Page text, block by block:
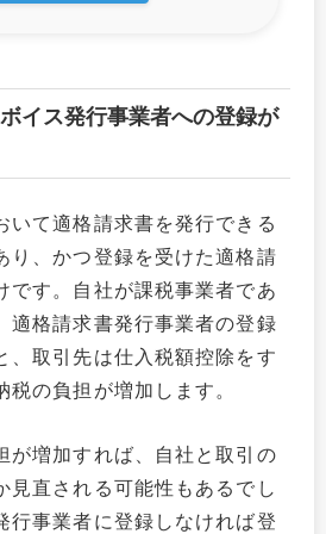
イス発行事業者への登録が
いて適格請求書を発行できる
り、かつ登録を受けた適格請
です。自社が課税事業者であ
適格請求書発行事業者の登録
、取引先は仕入税額控除をす
税の負担が増加します。
が増加すれば、自社と取引の
見直される可能性もあるでし
行事業者に登録しなければ登